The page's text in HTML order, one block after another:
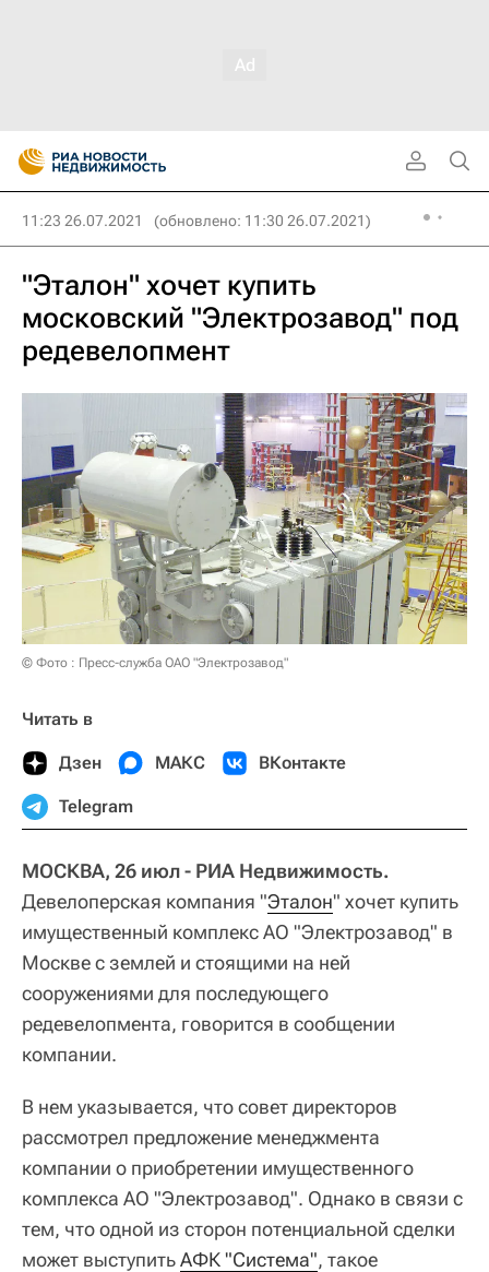
11:23 26.07.2021 (обновлено: 11:30 26.07.2021)
"Эталон" хочет купить
московский "Электрозавод" под
редевелопмент
© Фото : Пресс-служба ОАО "Электрозавод"
Читать в
Дзен МАКС ВКонтакте
Telegram
МОСКВА, 26 июл - РИА Недвижимость.
Девелоперская компания "Эталон" хочет купить
имущественный комплекс АО "Электрозавод" в
Москве с землей и стоящими на ней
сооружениями для последующего
редевелопмента, говорится в сообщении
компании.
В нем указывается, что совет директоров
рассмотрел предложение менеджмента
компании о приобретении имущественного
комплекса АО "Электрозавод". Однако в связи с
тем, что одной из сторон потенциальной сделки
может выступитьАФК "Система", такое